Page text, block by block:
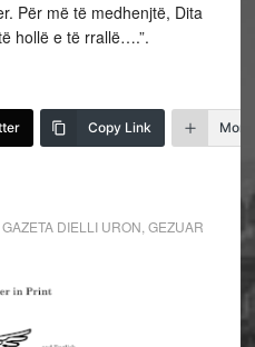
Për më të medhenjtë, Dita
hollë e të rrallë….”.
Copy Link More
GAZETA DIELLI URON GEZUAR